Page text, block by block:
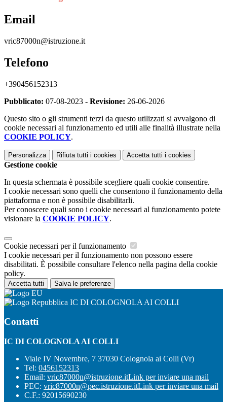
Email
vric87000n@istruzione.it
Telefono
+390456152313
Pubblicato: 07-08-2023 - Revisione: 26-06-2026
Questo sito o gli strumenti terzi da questo utilizzati si avvalgono di
cookie necessari al funzionamento ed utili alle finalità illustrate nella
COOKIE POLICY.
Personalizza Rifiuta tutti i cookies Accetta tutti i cookies
Gestione cookie
In questa schermata è possibile scegliere quali cookie consentire.
I cookie necessari sono quelli che consentono il funzionamento della
piattaforma e non è possibile disabilitarli.
Per conoscere quali sono i cookie necessari al funzionamento potete
visionare la COOKIE POLICY.
Cookie necessari per il funzionamento
I cookie necessari per il funzionamento non possono essere
disabilitati. È possibile consultare l'elenco nella pagina della cookie
policy.
Accetta tutti Salva le preferenze
IC DI COLOGNOLA AI COLLI
Contatti
IC DI COLOGNOLA AI COLLI
Viale IV Novembre, 7 37030 Colognola ai Colli (Vr)
Tel: 0456152313
Email: vric87000n@istruzione.itLink per inviare una mail
PEC: vric87000n@pec.istruzione.itLink per inviare una mail
C.F.: 92015690230